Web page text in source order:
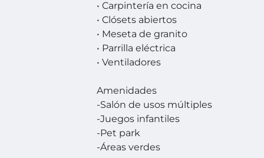
• Carpintería en cocina
• Clósets abiertos
• Meseta de granito
• Parrilla eléctrica
• Ventiladores
Amenidades
-Salón de usos múltiples
-Juegos infantiles
-Pet park
-Áreas verdes